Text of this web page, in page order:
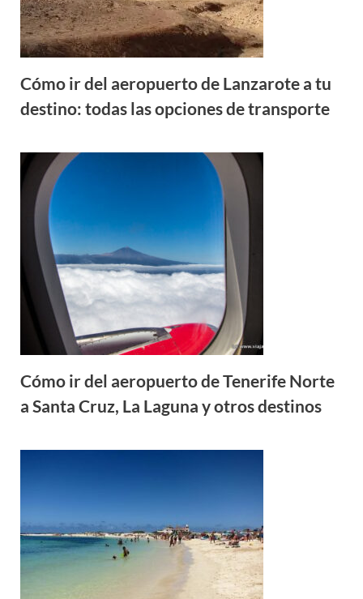
Cómo ir del aeropuerto de Lanzarote a tu
destino: todas las opciones de transporte
Cómo ir del aeropuerto de Tenerife Norte
a Santa Cruz, La Laguna y otros destinos